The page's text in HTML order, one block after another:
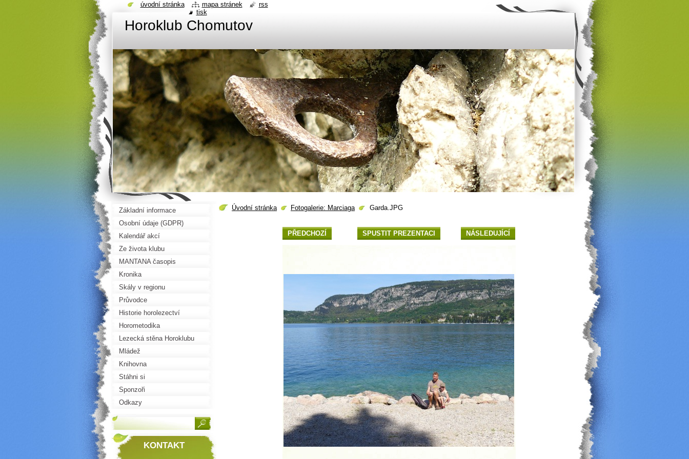
Horoklub Chomutov
Úvodní stránka Fotogalerie: Marciaga Garda.JPG
PŘEDCHOZÍ SPUSTIT PREZENTACI NÁSLEDUJÍCÍ
Základní informace
Osobní údaje (GDPR)
Kalendář akcí
Ze života klubu
MANTANA časopis
Kronika
Skály v regionu
Průvodce
Historie horolezectví
Horometodika
Lezecká stěna Horoklubu
Mládež
Knihovna
Stáhni si
Sponzoři
Odkazy
KONTAKT
úvodní stránka mapa stránek
rss
tisk